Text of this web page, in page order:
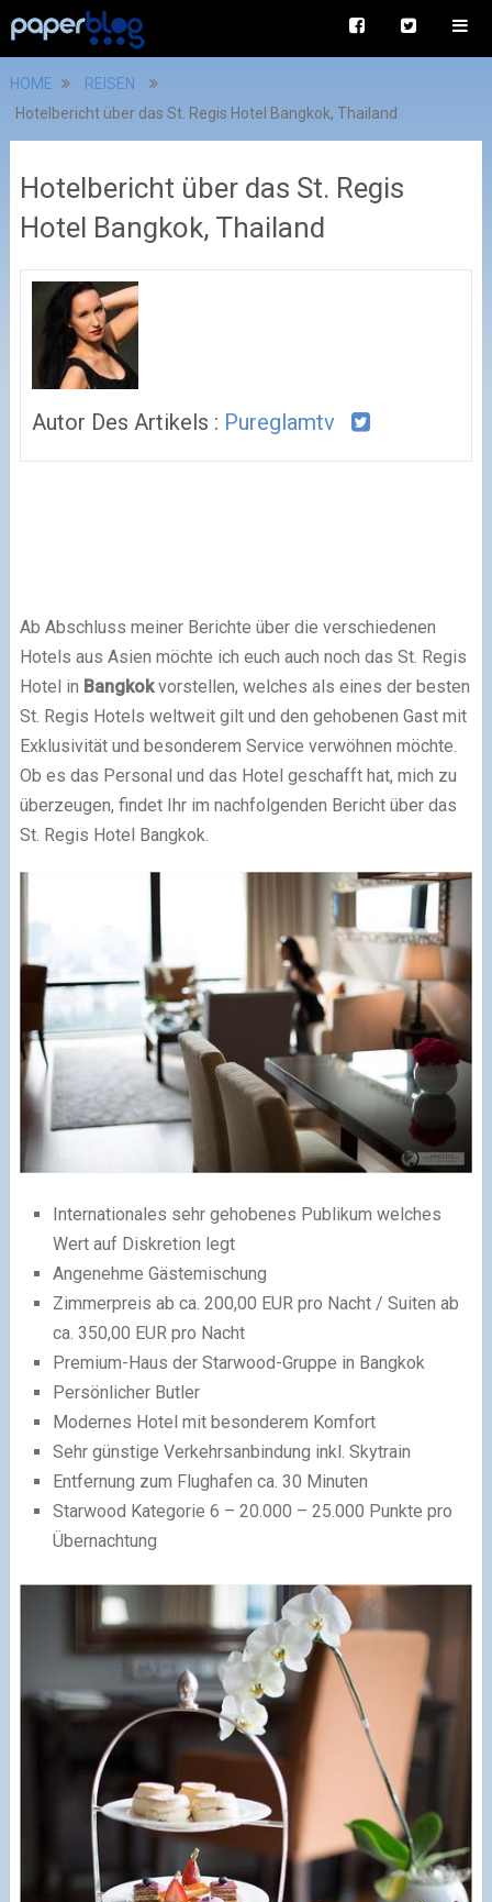
HOME
REISEN
Hotelbericht über das St. Regis Hotel Bangkok, Thailand
Hotelbericht über das St. Regis
Hotel Bangkok, Thailand
Autor Des Artikels : Pureglamtv
Ab Abschluss meiner Berichte über die verschiedenen
Hotels aus Asien möchte ich euch auch noch das St. Regis
Hotel in Bangkokvorstellen, welches als eines der besten
St. Regis Hotels weltweit gilt und den gehobenen Gast mit
Exklusivität und besonderem Service verwöhnen möchte.
Ob es das Personal und das Hotel geschafft hat, mich zu
überzeugen, findet Ihr im nachfolgenden Bericht über das
St. Regis Hotel Bangkok.
Internationales sehr gehobenes Publikum welches
Wert auf Diskretion legt
Angenehme Gästemischung
Zimmerpreis ab ca. 200,00 EUR pro Nacht / Suiten ab
ca. 350,00 EUR pro Nacht
Premium-Haus der Starwood-Gruppe in Bangkok
Persönlicher Butler
Modernes Hotel mit besonderem Komfort
Sehr günstige Verkehrsanbindung inkl. Skytrain
Entfernung zum Flughafen ca. 30 Minuten
Starwood Kategorie 6 – 20.000 – 25.000 Punkte pro
Übernachtung